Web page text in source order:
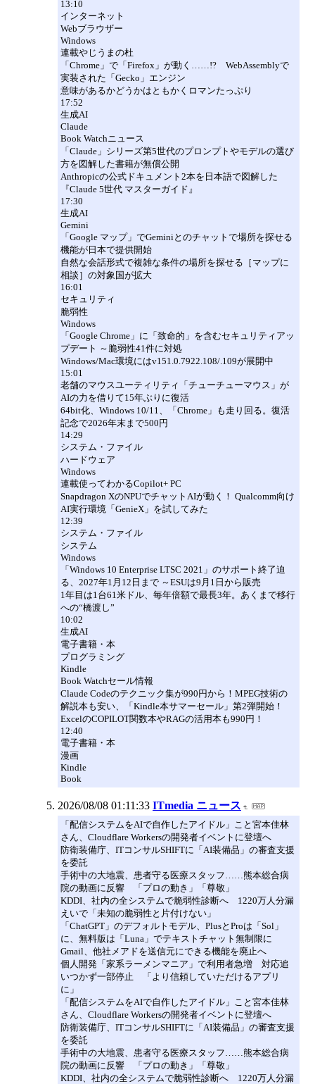
13:10
インターネット
Webブラウザー
Windows
連載やじうまの杜
「Chrome」で「Firefox」が動く……!? WebAssemblyで
実装された「Gecko」エンジン
意味があるかどうかはともかくロマンたっぷり
17:52
生成AI
Claude
Book Watchニュース
「Claude」シリーズ第5世代のプロンプトやモデルの選び
方を図解した書籍が無償公開
Anthropicの公式ドキュメント2本を日本語で図解した
『Claude 5世代 マスターガイド』
17:30
生成AI
Gemini
「Google マップ」でGeminiとのチャットで場所を探せる
機能が日本で提供開始
自然な会話形式で複雑な条件の場所を探せる［マップに
相談］の対象国が拡大
16:01
セキュリティ
脆弱性
Windows
「Google Chrome」に「致命的」を含むセキュリティアッ
プデート ～脆弱性41件に対処
Windows/Mac環境にはv151.0.7922.108/.109が展開中
15:01
老舗のマウスユーティリティ「チューチューマウス」が
AIの力を借りて15年ぶりに復活
64bit化、Windows 10/11、「Chrome」も走り回る。復活
記念で2026年末まで500円
14:29
システム・ファイル
ハードウェア
Windows
連載使ってわかるCopilot+ PC
Snapdragon XのNPUでチャットAIが動く！ Qualcomm向け
AI実行環境「GenieX」を試してみた
12:39
システム・ファイル
システム
Windows
「Windows 10 Enterprise LTSC 2021」のサポート終了迫
る、2027年1月12日まで ～ESUは9月1日から販売
1年目は1台61米ドル、毎年倍額で最長3年。あくまで移行
への“橋渡し”
10:02
生成AI
電子書籍・本
プログラミング
Kindle
Book Watchセール情報
Claude Codeのテクニック集が990円から！MPEG技術の
解説本も安い、「Kindle本サマーセール」第2弾開始！
ExcelのCOPILOT関数本やRAGの活用本も990円！
12:40
電子書籍・本
漫画
Kindle
Book
2026/08/08 01:11:33 ITmedia ニュース
「配信システムをAIで自作したアイドル」こと宮本佳林
さん、Cloudflare Workersの開発者イベントに登壇へ
防衛装備庁、ITコンサルSHIFTに「AI装備品」の審査支援
を委託
手術中の大地震、患者守る医療スタッフ……熊本総合病
院の動画に反響 「プロの動き」「尊敬」
KDDI、社内の全システムで脆弱性診断へ 1220万人分漏
えいで「未知の脆弱性と片付けない」
「ChatGPT」のデフォルトモデル、PlusとProは「Sol」
に、無料版は「Luna」でテキストチャット無制限に
Gmail、他社メアドを送信元にできる機能を廃止へ
個人開発「家系ラーメンマニア」で利用者急増 対応追
いつかず一部停止 「より信頼していただけるアプリ
に」
「配信システムをAIで自作したアイドル」こと宮本佳林
さん、Cloudflare Workersの開発者イベントに登壇へ
防衛装備庁、ITコンサルSHIFTに「AI装備品」の審査支援
を委託
手術中の大地震、患者守る医療スタッフ……熊本総合病
院の動画に反響 「プロの動き」「尊敬」
KDDI、社内の全システムで脆弱性診断へ 1220万人分漏